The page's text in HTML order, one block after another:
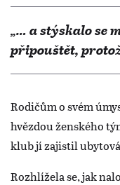
„… a stýskalo se
připouštět,
Rodičům o svém
hvězdou ženského
klub jí zajistil
Rozhlížela se, jak